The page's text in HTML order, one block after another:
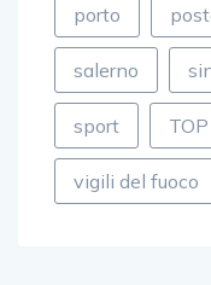
porto
salerno
sport TOP
vigili del fuoco